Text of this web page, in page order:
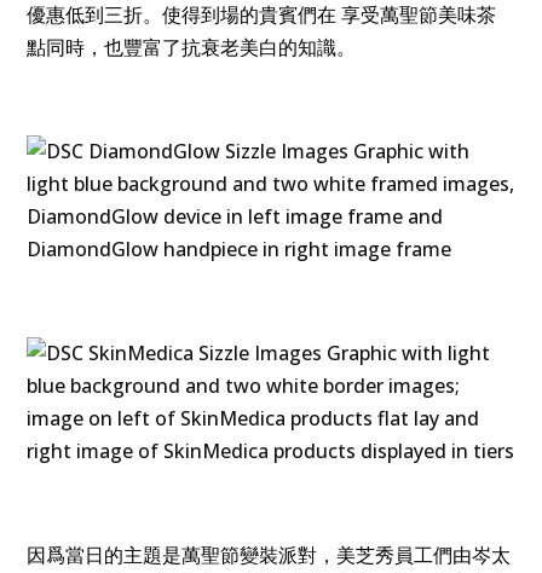
優惠低到三折。使得到場的貴賓們在 享受萬聖節美味茶
點同時，也豐富了抗衰老美白的知識。
因爲當日的主題是萬聖節變裝派對，美芝秀員工們由岑太